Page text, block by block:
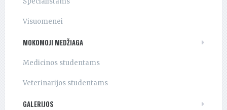
Visuomenei
MOKOMOJI MEDŽIAGA
Medicinos studentams
Veterinarijos studentams
GALERIJOS